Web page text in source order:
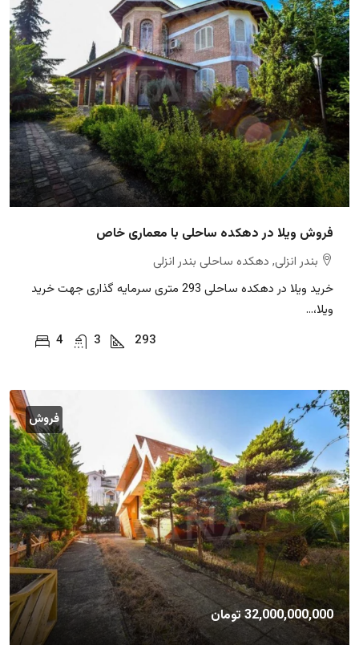
فروش ویلا در دهکده ساحلی با معماری خاص
بندر انزلی, دهکده ساحلی بندر انزلی
خرید ویلا در دهکده ساحلی 293 متری سرمایه گذاری جهت خرید
ویلا،...
4
3 293
فروش
32,000,000,000 تومان